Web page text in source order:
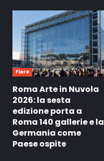
Fiere
Roma Arte in Nuvola
2026: la sesta
edizione porta a
Roma 140 gallerie e la
Germania come
Paese ospite